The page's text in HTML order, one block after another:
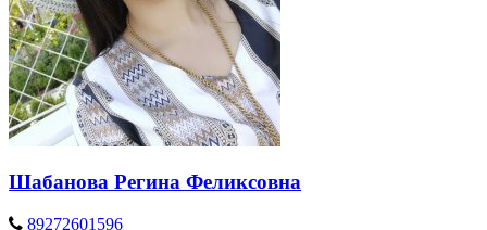
Шабанова Регина Феликсовна
89272601596